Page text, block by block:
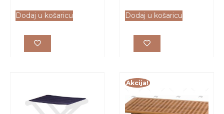
Dodaj u košaricu Dodaj u košaricu
Akcija!